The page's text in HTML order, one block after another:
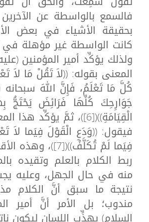
فالسمع بالواسطة عن
بحقيقة الأشياء في بعض
كانت الواسطة غير مؤهلة في
ولذلك يؤكِّد أمير المؤمنين
المعنى بقوله: ((لاَ تَقُلْ مَا لاَ
كُلَّ مَا تَعْلَمُ، فَإِنَّ اللهَ
جَوَارِحِكَ كُلِّهَا فَرَائِضَ يَحْتَجُّ
الْقِيَامَةِ))([6])، ثمَّ يؤكِّد
فيقول: ((وَدَعِ الْقَوْلَ فِيَما لاَ
فِيَما لَمْ تُكَلَّفْ))([7])،
ربط الكلام بالعلم وتقيده
منه في حال الجهل، وعليه
نتيجة ما سبق أنَّ الكلام
مندوب؛ بل الأمر أنَّ أمير
السلام) يهذِّب اللسان ليكون